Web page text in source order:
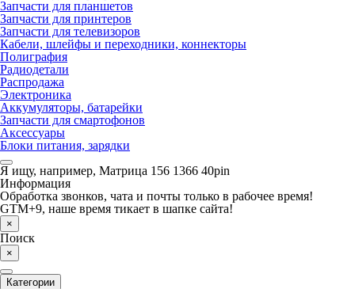
Запчасти для планшетов
Запчасти для принтеров
Запчасти для телевизоров
Кабели, шлейфы и переходники, коннекторы
Полиграфия
Радиодетали
Распродажа
Электроника
Аккумуляторы, батарейки
Запчасти для смартофонов
Аксессуары
Блоки питания, зарядки
Я ищу, например, Матрица 156 1366 40pin
Информация
Обработка звонков, чата и почты только в рабочее время!
GTM+9, наше время тикает в шапке сайта!
×
Поиск
×
Категории